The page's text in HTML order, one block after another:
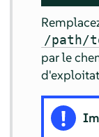
/path/
par le